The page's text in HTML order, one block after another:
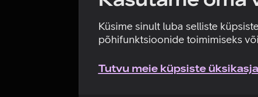
Küsime sinult luba selliste
põhifunktsioonide toimimiseks
Tutvu meie küpsiste